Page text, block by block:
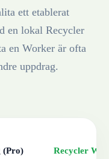
ett etablerat
en lokal Recycler
en Worker är ofta
uppdrag.
(Pro) Recycler